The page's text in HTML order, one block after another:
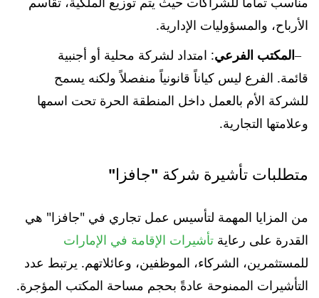
الأرباح، والمسؤوليات الإدارية.
المكتب الفرعي: امتداد لشركة محلية أو أجنبية
قائمة. الفرع ليس كياناً قانونياً منفصلاً ولكنه يسمح
للشركة الأم بالعمل داخل المنطقة الحرة تحت اسمها
وعلامتها التجارية.
متطلبات تأشيرة شركة "جافزا"
من المزايا المهمة لتأسيس عمل تجاري في "جافزا" هي
القدرة على رعاية تأشيرات الإقامة في الإمارات
للمستثمرين، الشركاء، الموظفين، وعائلاتهم. يرتبط عدد
التأشيرات الممنوحة عادةً بحجم مساحة المكتب المؤجرة.